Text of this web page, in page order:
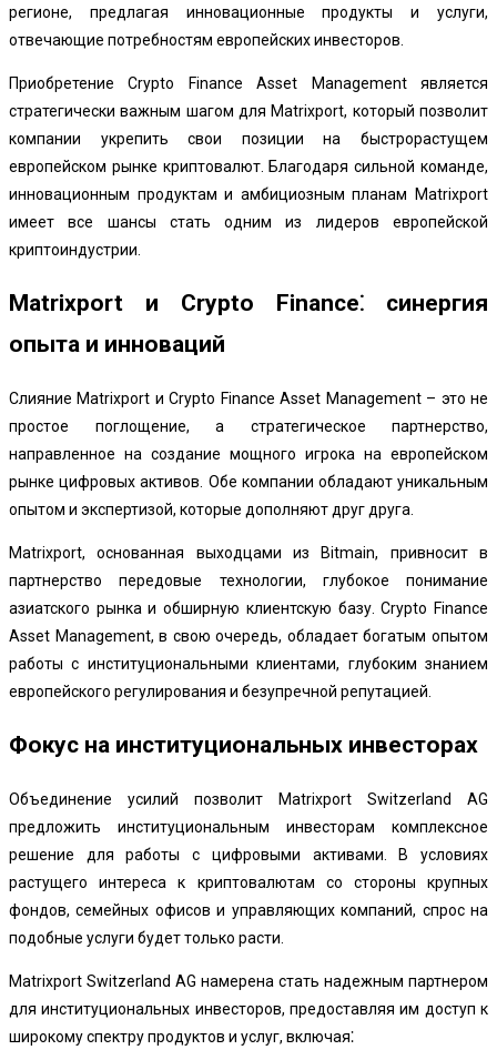
регионе, предлагая инновационные продукты и услуги,
отвечающие потребностям европейских инвесторов.
Приобретение Crypto Finance Asset Management является
стратегически важным шагом для Matrixport, который позволит
компании укрепить свои позиции на быстрорастущем
европейском рынке криптовалют. Благодаря сильной команде,
инновационным продуктам и амбициозным планам Matrixport
имеет все шансы стать одним из лидеров европейской
криптоиндустрии.
Matrixport и Crypto Finance⁚ синергия
опыта и инноваций
Слияние Matrixport и Crypto Finance Asset Management – это не
простое поглощение, а стратегическое партнерство,
направленное на создание мощного игрока на европейском
рынке цифровых активов. Обе компании обладают уникальным
опытом и экспертизой, которые дополняют друг друга.
Matrixport, основанная выходцами из Bitmain, привносит в
партнерство передовые технологии, глубокое понимание
азиатского рынка и обширную клиентскую базу. Crypto Finance
Asset Management, в свою очередь, обладает богатым опытом
работы с институциональными клиентами, глубоким знанием
европейского регулирования и безупречной репутацией.
Фокус на институциональных инвесторах
Объединение усилий позволит Matrixport Switzerland AG
предложить институциональным инвесторам комплексное
решение для работы с цифровыми активами. В условиях
растущего интереса к криптовалютам со стороны крупных
фондов, семейных офисов и управляющих компаний, спрос на
подобные услуги будет только расти.
Matrixport Switzerland AG намерена стать надежным партнером
для институциональных инвесторов, предоставляя им доступ к
широкому спектру продуктов и услуг, включая⁚